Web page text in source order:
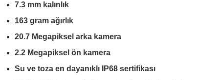
7.3 mm kalınlık
163 gram ağırlık
20.7 Megapiksel arka kamera
2.2 Megapiksel ön kamera
Su ve toza en dayanıklı IP68 sertifikası